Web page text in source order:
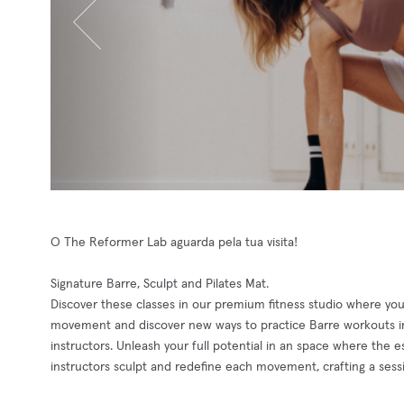
O The Reformer Lab aguarda pela tua visita!
Signature Barre, Sculpt and Pilates Mat.
Discover these classes in our premium fitness studio where
movement and discover new ways to practice Barre
instructors. Unleash your full potential in an space where the
instructors sculpt and redefine each movement, crafting a